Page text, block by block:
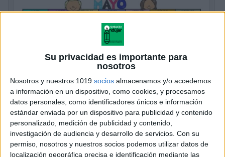
Su privacidad es importante para
nosotros
Nosotros y nuestros 1019 socios almacenamos y/o accedemos
a información en un dispositivo, como cookies, y procesamos
datos personales, como identificadores únicos e información
estándar enviada por un dispositivo para publicidad y contenido
personalizado, medición de publicidad y contenido,
investigación de audiencia y desarrollo de servicios. Con su
permiso, nosotros y nuestros socios podemos utilizar datos de
localización geográfica precisa e identificación mediante las
Calendario frases motivacionales
Primaria. mayo 2024
Publicado el 1 mayo, 2024